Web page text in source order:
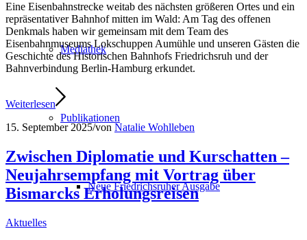
Mediathek
Publikationen
Neue Friedrichsruher Ausgabe
Eine Eisenbahnstrecke weitab des nächsten größeren Ortes und ein
repräsentativer Bahnhof mitten im Wald: Am Tag des offenen
Denkmals haben wir gemeinsam mit dem Team des
Eisenbahnmuseums Lokschuppen Aumühle und unseren Gästen die
Geschichte des Historischen Bahnhofs Friedrichsruh und der
Bahnverbindung Berlin-Hamburg erkundet.
Weiterlesen
15. September 2025/von Natalie Wohlleben
Zwischen Diplomatie und Kurschatten –
Neujahrsempfang mit Vortrag über
Bismarcks Erholungsreisen
Aktuelles